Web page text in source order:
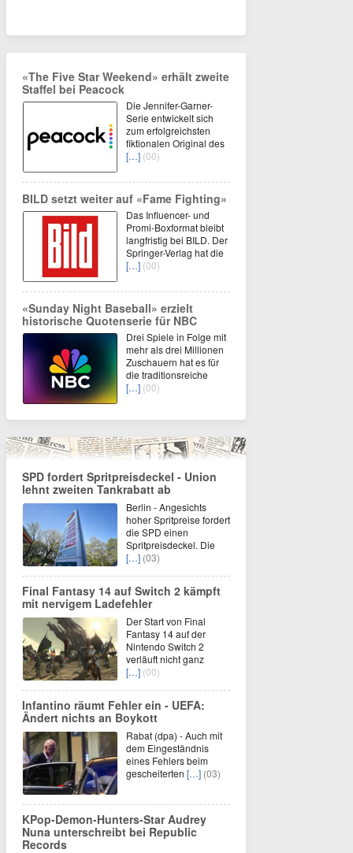
«The Five Star Weekend» erhält zweite
Staffel bei Peacock
Die Jennifer-Garner-
Serie entwickelt sich
zum erfolgreichsten
fiktionalen Original des
[…] (00)
BILD setzt weiter auf «Fame Fighting»
Das Influencer- und
Promi-Boxformat bleibt
langfristig bei BILD. Der
Springer-Verlag hat die
[…] (00)
«Sunday Night Baseball» erzielt
historische Quotenserie für NBC
Drei Spiele in Folge mit
mehr als drei Millionen
Zuschauern hat es für
die traditionsreiche
[…] (00)
SPD fordert Spritpreisdeckel - Union
lehnt zweiten Tankrabatt ab
Berlin - Angesichts
hoher Spritpreise fordert
die SPD einen
Spritpreisdeckel. Die
[…] (03)
Final Fantasy 14 auf Switch 2 kämpft
mit nervigem Ladefehler
Der Start von Final
Fantasy 14 auf der
Nintendo Switch 2
verläuft nicht ganz
[…] (00)
Infantino räumt Fehler ein - UEFA:
Ändert nichts an Boykott
Rabat (dpa) - Auch mit
dem Eingeständnis
eines Fehlers beim
gescheiterten […] (03)
KPop-Demon-Hunters-Star Audrey
Nuna unterschreibt bei Republic
Records